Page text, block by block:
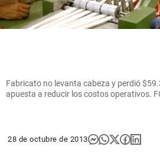
Fabricato no levanta cabeza y perdió
apuesta a reducir los costos operativos.
28 de octubre de 2013